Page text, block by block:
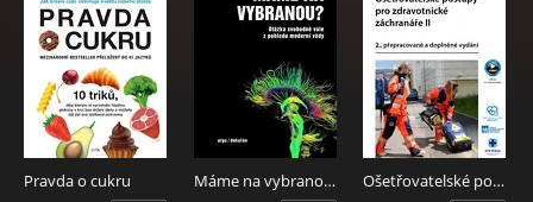
Pravda o cukru Máme na vybranou? Ošetřovatelské postupy pro zdravotnické záchranáře II